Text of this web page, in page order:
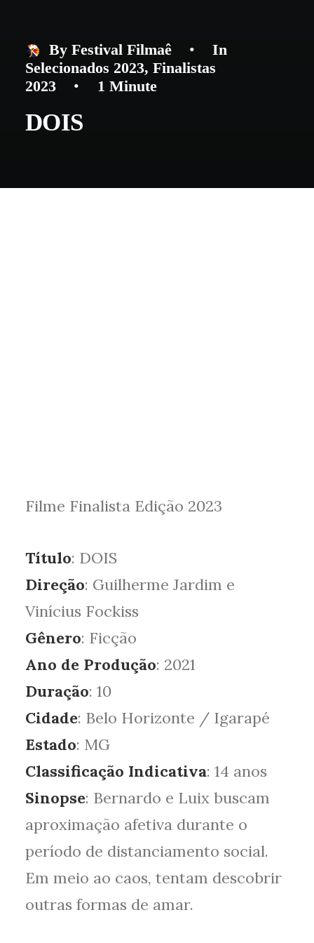
By Festival Filmaê •
In
Selecionados 2023, Finalistas
2023
• 1 Minute
DOIS
Filme Finalista Edição 2023
Título: DOIS
Direção: Guilherme Jardim e
Vinícius Fockiss
Gênero: Ficção
Ano de Produção: 2021
Duração: 10
Cidade: Belo Horizonte / Igarapé
Estado: MG
Classificação Indicativa: 14 anos
Sinopse: Bernardo e Luix buscam
aproximação afetiva durante o
período de distanciamento social.
Em meio ao caos, tentam descobrir
outras formas de amar.